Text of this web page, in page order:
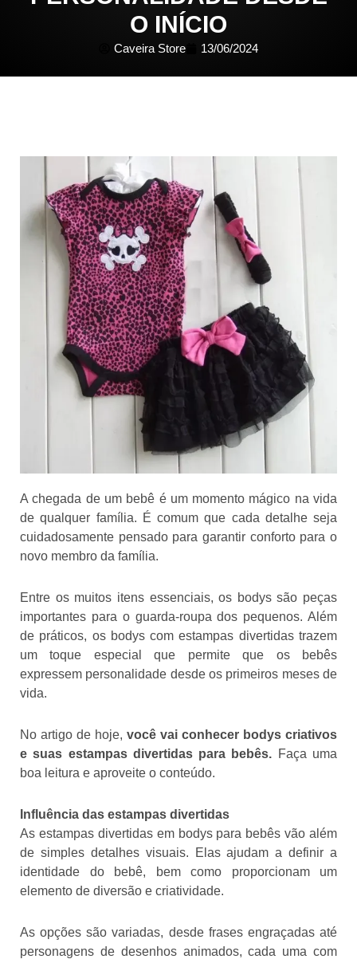
O INÍCIO
Caveira Store 13/06/2024
A chegada de um bebê é um momento mágico na vida
de qualquer família. É comum que cada detalhe seja
cuidadosamente pensado para garantir conforto para o
novo membro da família.
Entre os muitos itens essenciais, os bodys são peças
importantes para o guarda-roupa dos pequenos. Além
de práticos, os bodys com estampas divertidas trazem
um toque especial que permite que os bebês
expressem personalidade desde os primeiros meses de
vida.
No artigo de hoje, você vai conhecer bodys criativos
e suas estampas divertidas para bebês. Faça uma
boa leitura e aproveite o conteúdo.
Influência das estampas divertidas
As estampas divertidas em bodys para bebês vão além
de simples detalhes visuais. Elas ajudam a definir a
identidade do bebê, bem como proporcionam um
elemento de diversão e criatividade.
As opções são variadas, desde frases engraçadas até
personagens de desenhos animados, cada uma com